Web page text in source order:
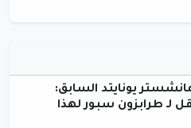
يونايتد السابق:
لـ طرابزون سبور لهذا